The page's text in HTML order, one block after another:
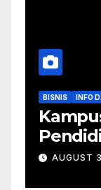
BISNIS INFO
AUGUST